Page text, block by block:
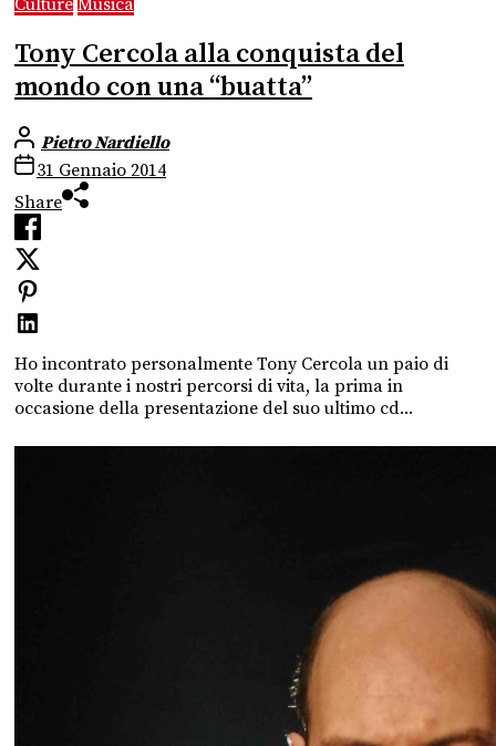
Tony Cercola alla conquista del
mondo con una “buatta”
Pietro Nardiello
31 Gennaio 2014
Share
Ho incontrato personalmente Tony Cercola un paio di
volte durante i nostri percorsi di vita, la prima in
occasione della presentazione del suo ultimo cd...